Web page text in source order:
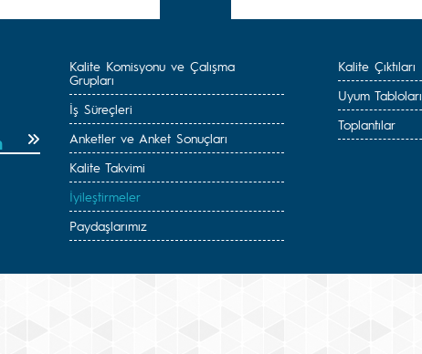
Kalite Komisyonu ve Çalışma
Grupları
İş Süreçleri
Anketler ve Anket Sonuçları
Kalite Takvimi
İyileştirmeler
Paydaşlarımız
Kalite Çıktıları
Uyum Tabloları
Toplantılar